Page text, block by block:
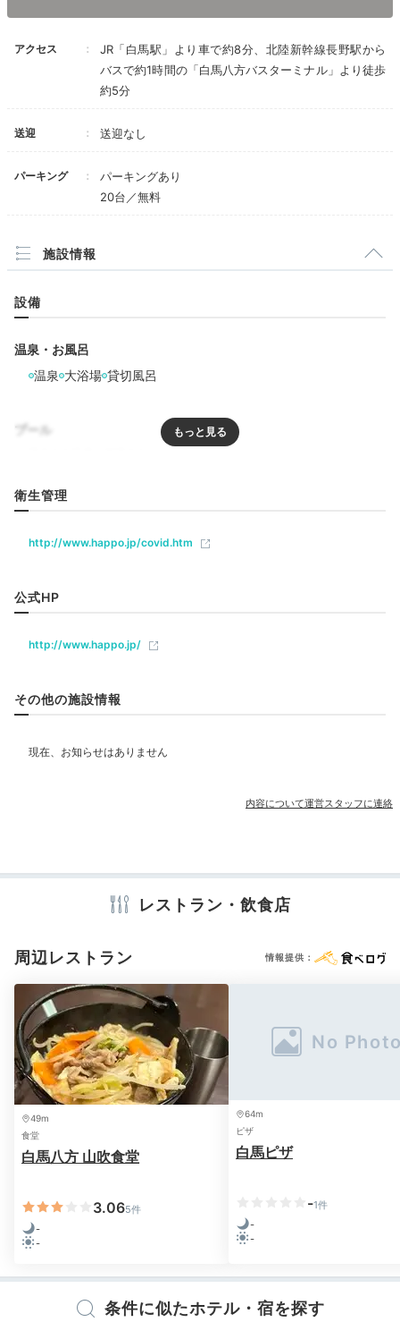
リ性単純温泉で、疲労回復や美肌効果が期待できます
好きなタイミングで入浴できるのもありがたいですね。
チェックイン後はお風呂に入りました。
18:00
自家製食材を使用した
手作り夕食に舌鼓
お食事処での夕食は、 地元食材にこだわった和食
や野菜、山菜は自家製の新鮮なものを使っているので、
りや馬刺しなど、どれもおいしくてどんどん食べたくな
ります。
yukablue
お重に入ったバラエティに富んだお料理をいただきまし
た。どれも手作りで丁寧に作られている感じ
象的でした。
Relax
20:00
イグサの香り漂う
アクセス
JR「白馬駅」より車で約8分、北陸新幹線長野駅から
バスで約1時間の「白馬八方バスターミナル」より徒歩
約5分
送迎 送迎なし
パーキング
パーキングあり
20台／無料
施設情報
設備
温泉・お風呂
温泉 大浴場 貸切風呂
プール
リラクゼーション
和室 洋室
テレビ セーフティボックス 洗浄機付トイレ 浴衣 歯ブラシ
※設備・アメニティは、確認が取れている情報を表示しています。
衛生管理
http://www.happo.jp/covid.htm
公式HP
http://www.happo.jp/
その他の施設情報
内容について運営スタッフに連絡
レストラン・飲食店
周辺レストラン 情報提供：
49m
食堂
白馬八方 山吹食堂
3.065件
-
-
64m
ピザ
白馬ピザ
-1件
-
-
条件に似たホテル・宿を探す